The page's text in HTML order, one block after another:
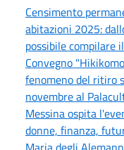
Censimento
abitazioni 2025:
possibile compilare
Convegno
fenomeno del ritiro
novembre al
Messina ospita
donne, finanza,